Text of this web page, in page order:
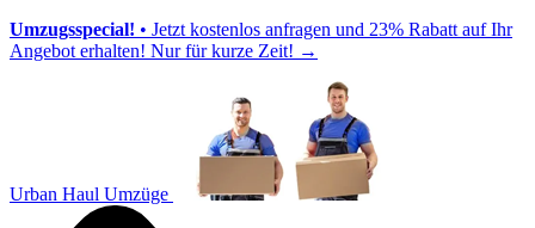
Umzugsspecial! • Jetzt kostenlos anfragen und 23% Rabatt auf Ihr
Angebot erhalten! Nur für kurze Zeit! →
Urban Haul Umzüge